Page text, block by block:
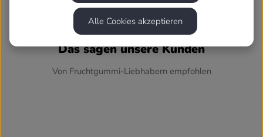
Alle Cookies akzeptieren
Das sagen unsere Kunden
Von Fruchtgummi-Liebhabern empfohlen